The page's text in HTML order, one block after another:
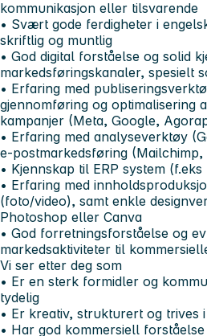
kommunikasjon eller tilsvarende
• Svært gode ferdigheter i
skriftlig og muntlig
• God digital forståelse og solid
markedsføringskanaler, spesielt
• Erfaring med
gjennomføring og optimalisering
kampanjer (Meta, Google,
• Erfaring med analyseverktøy
e-postmarkedsføring (Mailchimp,
• Kjennskap til ERP system
• Erfaring med
(foto/video), samt enkle
Photoshop eller Canva
• God forretningsforståelse og
markedsaktiviteter til
Vi ser etter deg som
• Er en sterk formidler og
tydelig
• Er kreativ, strukturert og trives
• Har god kommersiell